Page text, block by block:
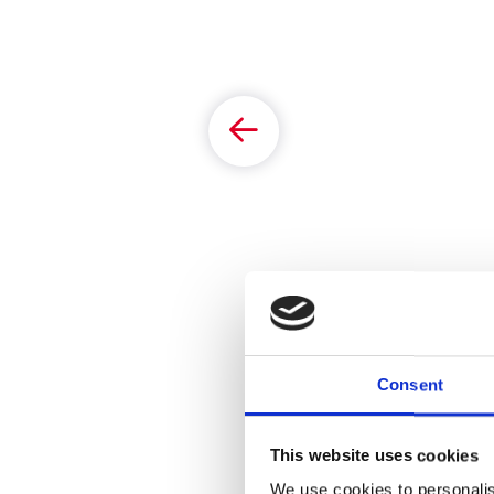
Consent
This website uses cookies
We use cookies to
Dela